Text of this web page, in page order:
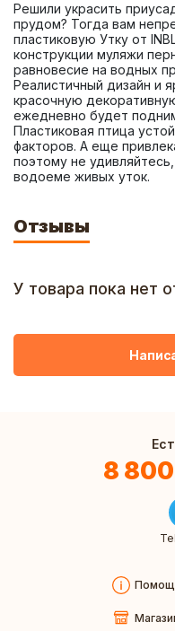
Решили украсить
прудом? Тогда вам
пластиковую Утку от
конструкции муляжи
равновесие на водных
Реалистичный дизайн и
красочную
ежедневно будет
Пластиковая птица
факторов. А еще
поэтому не
водоеме живых уток.
Отзывы
У товара пока нет
8